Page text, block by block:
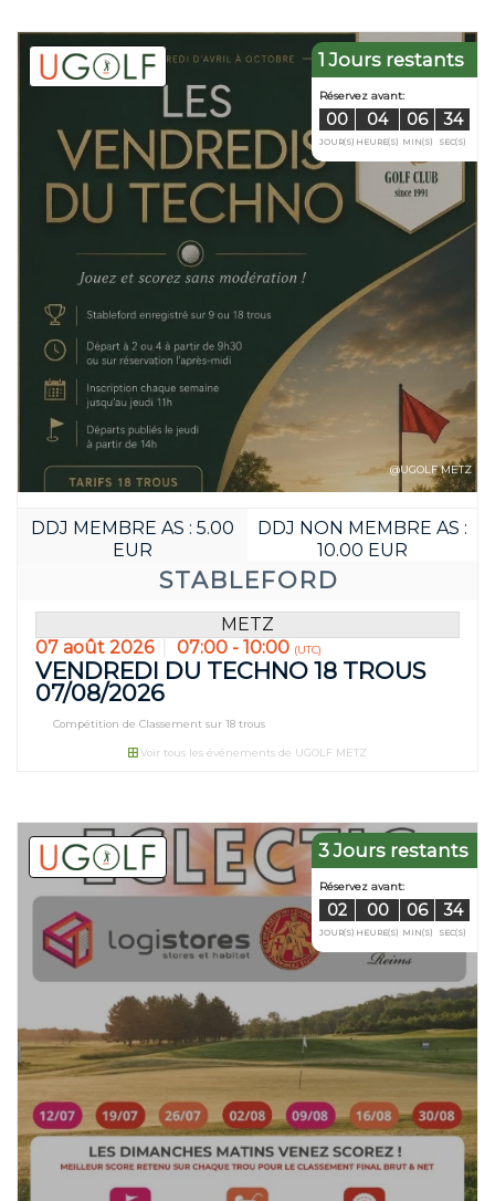
1 Jours restants
STABLEFORD
DDJ MEMBRE AS : 5.00
EUR
DDJ NON MEMBRE AS :
10.00 EUR
@UGOLF METZ
METZ
07 août 2026
07:00 - 10:00 (UTC)
VENDREDI DU TECHNO 18 TROUS
07/08/2026
Compétition de Classement sur 18 trous
Voir tous les événements de UGOLF METZ
3 Jours restants